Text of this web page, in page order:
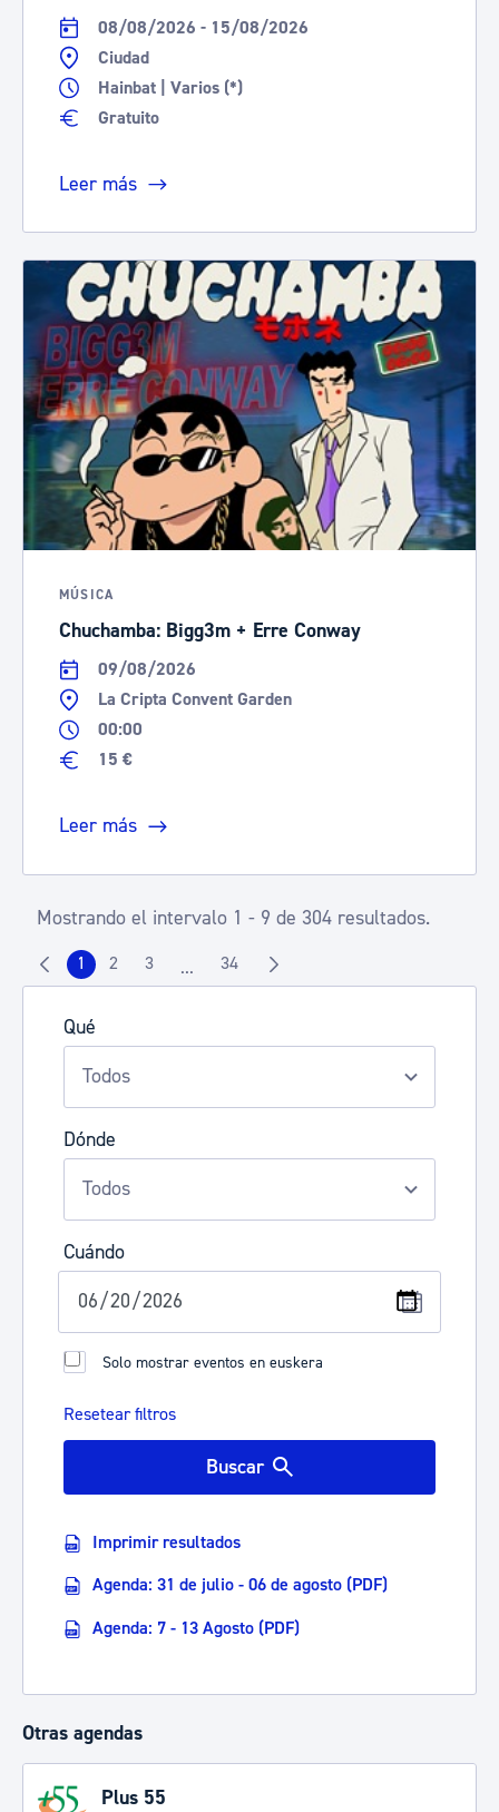
Qué
Dónde
Cuándo
Solo mostrar eventos en euskera
Resetear filtros
Buscar
Imprimir resultados
Agenda: 31 de julio - 06 de agosto (PDF)
Agenda: 7 - 13 Agosto (PDF)
Otras agendas
Plus 55
08/08/2026 - 15/08/2026
Ciudad
Hainbat | Varios (*)
Gratuito
Leer más
MÚSICA
Chuchamba: Bigg3m + Erre Conway
09/08/2026
La Cripta Convent Garden
00:00
15 €
Leer más
Mostrando el intervalo 1 - 9 de 304 resultados.
Página
1 Página
2 Página
3 ...Páginas intermedias Use TAB para
Página
34